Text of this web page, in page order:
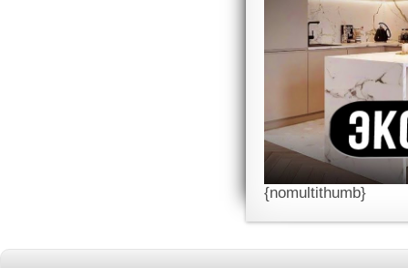
{nomultithumb}